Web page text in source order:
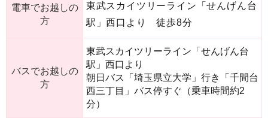
電車でお越しの
方
東武スカイツリーライン「せんげん台
駅」西口より 徒歩8分
バスでお越しの
方
東武スカイツリーライン「せんげん台
駅」西口より
朝日バス「埼玉県立大学」行き「千間台
西三丁目」バス停すぐ（乗車時間約2
分）